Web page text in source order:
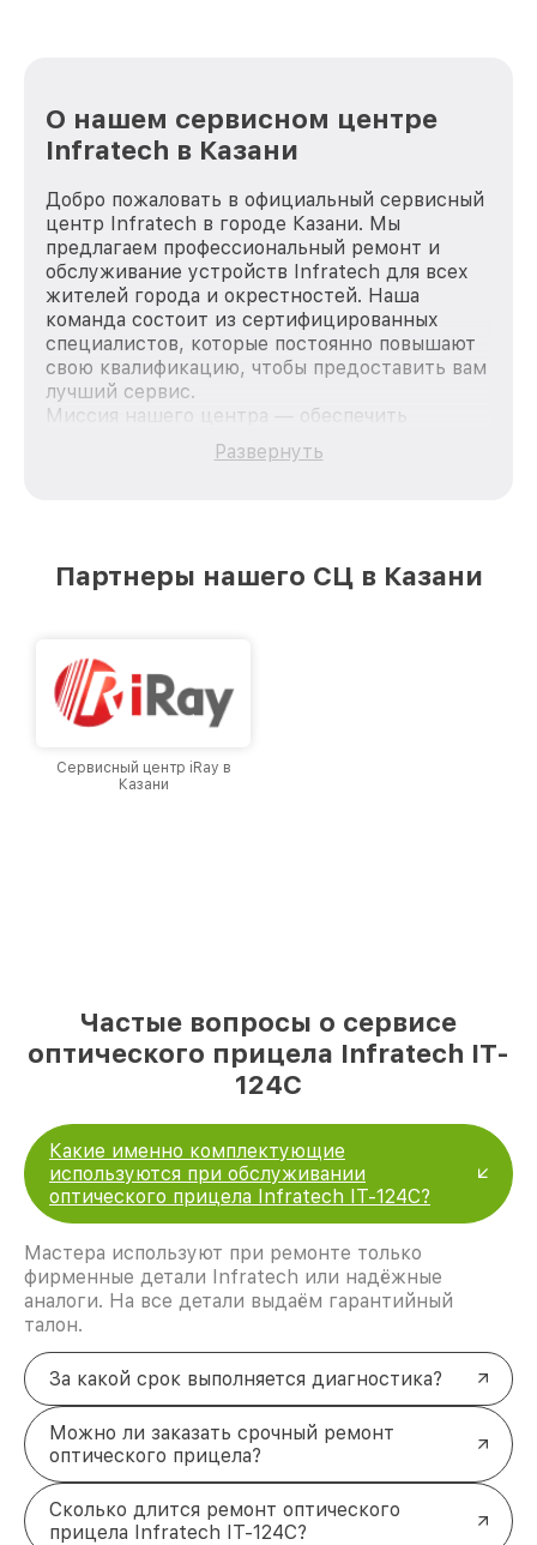
О нашем сервисном центре
Infratech в Казани
Добро пожаловать в официальный сервисный
центр Infratech в городе Казани. Мы
предлагаем профессиональный ремонт и
обслуживание устройств Infratech для всех
жителей города и окрестностей. Наша
команда состоит из сертифицированных
специалистов, которые постоянно повышают
свою квалификацию, чтобы предоставить вам
лучший сервис.
Миссия нашего центра — обеспечить
качественный и доступный ремонт для
каждого пользователя продукции Infratech,
лучшим сервисным центром Infratech в
Развернуть
Партнеры нашего СЦ в Казани
Сервисный центр iRay в
Казани
Частые вопросы о сервисе
оптического прицела Infratech IT-
124C
Какие именно комплектующие
используются при обслуживании
оптического прицела Infratech IT-124C?
Мастера используют при ремонте только
фирменные детали Infratech или надёжные
аналоги. На все детали выдаём гарантийный
талон.
За какой срок выполняется диагностика?
Можно ли заказать срочный ремонт
оптического прицела?
Сколько длится ремонт оптического
прицела Infratech IT-124C?